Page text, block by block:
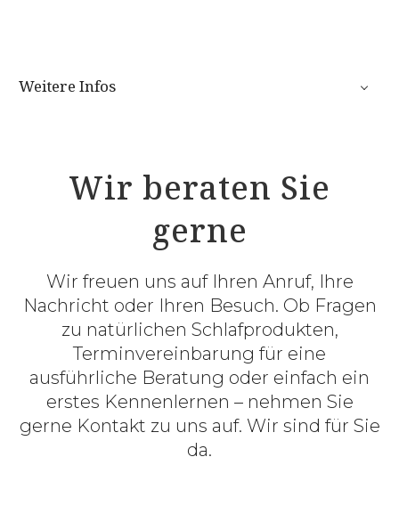
Weitere Infos
Wir beraten Sie
gerne
Wir freuen uns auf Ihren Anruf, Ihre
Nachricht oder Ihren Besuch. Ob Fragen
zu natürlichen Schlafprodukten,
Terminvereinbarung für eine
ausführliche Beratung oder einfach ein
erstes Kennenlernen – nehmen Sie
gerne Kontakt zu uns auf. Wir sind für Sie
da.